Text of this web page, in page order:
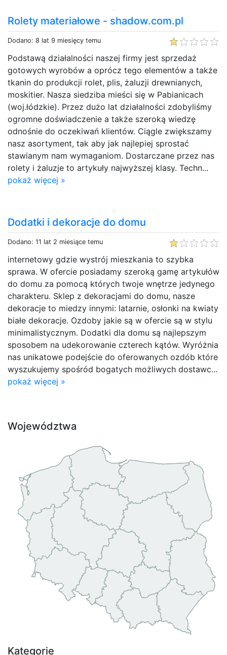
Rolety materiałowe - shadow.com.pl
Dodano: 8 lat 9 miesięcy temu
Podstawą działalności naszej firmy jest sprzedaż
gotowych wyrobów a oprócz tego elementów a także
tkanin do produkcji rolet, plis, żaluzji drewnianych,
moskitier. Nasza siedziba mieści się w Pabianicach
(woj.łódzkie). Przez dużo lat działalności zdobyliśmy
ogromne doświadczenie a także szeroką wiedzę
odnośnie do oczekiwań klientów. Ciągle zwiększamy
nasz asortyment, tak aby jak najlepiej sprostać
stawianym nam wymaganiom. Dostarczane przez nas
rolety i żaluzje to artykuły najwyższej klasy. Techn...
pokaż więcej »
Dodatki i dekoracje do domu
Dodano: 11 lat 2 miesiące temu
internetowy gdzie wystrój mieszkania to szybka
sprawa. W ofercie posiadamy szeroką gamę artykułów
do domu za pomocą których twoje wnętrze jedynego
charakteru. Sklep z dekoracjami do domu, nasze
dekoracje to miedzy innymi: latarnie, osłonki na kwiaty
białe dekoracje. Ozdoby jakie są w ofercie są w stylu
minimalistycznym. Dodatki dla domu są najlepszym
sposobem na udekorowanie czterech kątów. Wyróżnia
nas unikatowe podejście do oferowanych ozdób które
wyszukujemy spośród bogatych możliwych dostawc...
pokaż więcej »
Województwa
Kategorie